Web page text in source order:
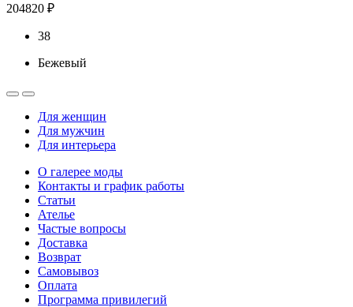
204820 ₽
38
Бежевый
Для женщин
Для мужчин
Для интерьера
О галерее моды
Контакты и график работы
Статьи
Ателье
Частые вопросы
Доставка
Возврат
Самовывоз
Оплата
Программа привилегий